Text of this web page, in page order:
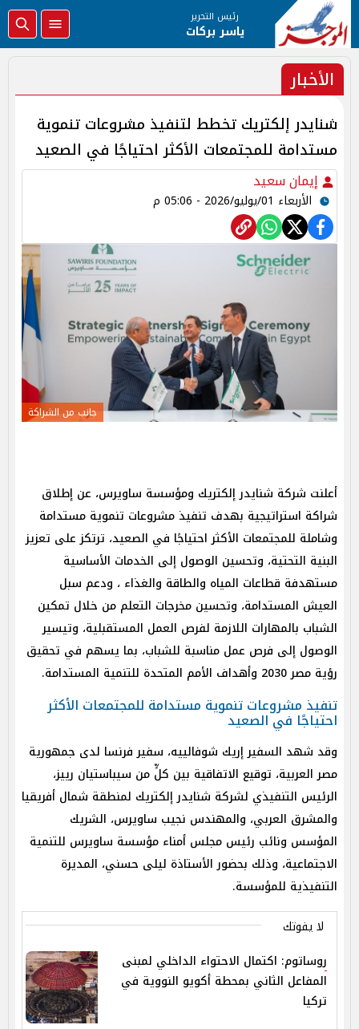
رئيس التحرير
ياسر بركات
الأخبار
شنايدر إلكتريك تخطط لتنفيذ مشروعات تنموية
مستدامة للمجتمعات الأكثر احتياجًا في الصعيد
إيمان سعيد
الأربعاء 01/يوليو/2026 - 05:06 م
جانب من الشراكة
أعلنت شركة شنايدر إلكتريك ومؤسسة ساويرس، عن إطلاق
شراكة استراتيجية بهدف تنفيذ مشروعات تنموية مستدامة
وشاملة للمجتمعات الأكثر احتياجًا في الصعيد، ترتكز على تعزيز
البنية التحتية، وتحسين الوصول إلى الخدمات الأساسية
مستهدفة قطاعات المياه والطاقة والغذاء ، ودعم سبل
العيش المستدامة، وتحسين مخرجات التعلم من خلال تمكين
الشباب بالمهارات اللازمة لفرص العمل المستقبلية، وتيسير
الوصول إلى فرص عمل مناسبة للشباب، بما يسهم في تحقيق
رؤية مصر 2030 وأهداف الأمم المتحدة للتنمية المستدامة.
تنفيذ مشروعات تنموية مستدامة للمجتمعات الأكثر
احتياجًا في الصعيد
وقد شهد السفير إريك شوفالييه، سفير فرنسا لدى جمهورية
مصر العربية، توقيع الاتفاقية بين كلٍّ من سيباستيان رييز،
الرئيس التنفيذي لشركة شنايدر إلكتريك لمنطقة شمال أفريقيا
والمشرق العربي، والمهندس نجيب ساويرس، الشريك
المؤسس ونائب رئيس مجلس أمناء مؤسسة ساويرس للتنمية
الاجتماعية، وذلك بحضور الأستاذة ليلى حسني، المديرة
التنفيذية للمؤسسة.
لا يفوتك
روساتوم: اكتمال الاحتواء الداخلي لمبنى
المفاعل الثاني بمحطة أكويو النووية في
تركيا